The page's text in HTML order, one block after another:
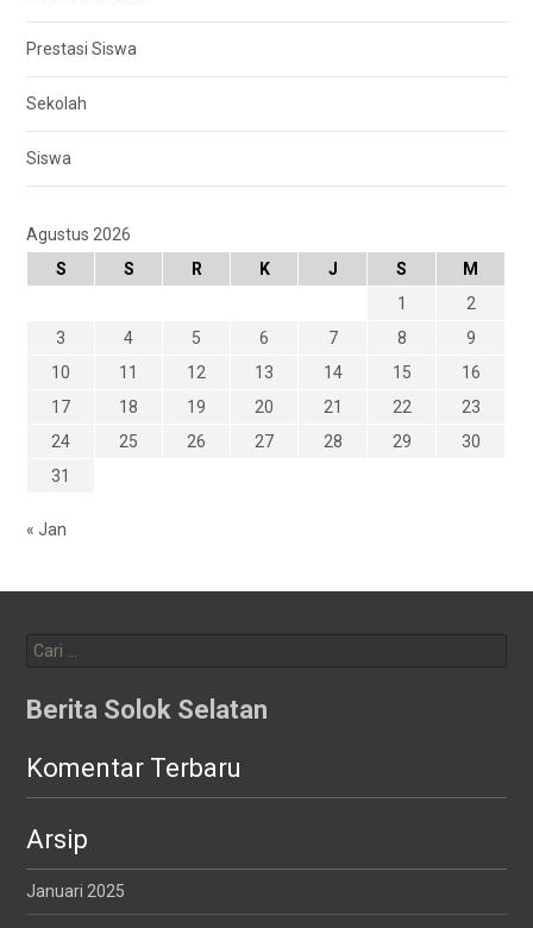
Prestasi Siswa
Sekolah
Siswa
Agustus 2026
S
S R K J S
M
1
2
3
4 5 6 7 8
9
10
11 12 13 14 15
16
17
18 19 20 21 22
23
24
25 26 27 28 29
30
31
« Jan
untuk:
Berita Solok Selatan
Komentar Terbaru
Arsip
Januari 2025